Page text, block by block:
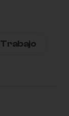
Trabajo